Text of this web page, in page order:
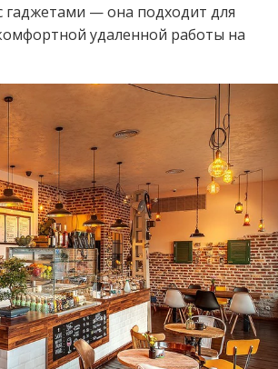
гаджетами — она подходит для
удаленной работы на